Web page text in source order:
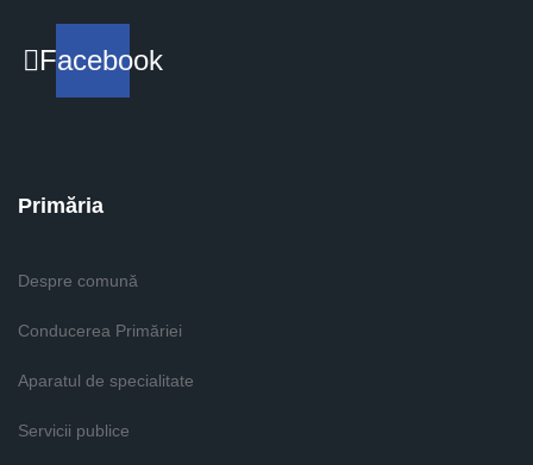
Facebook
Primăria
Despre comună
Conducerea Primăriei
Aparatul de specialitate
Servicii publice